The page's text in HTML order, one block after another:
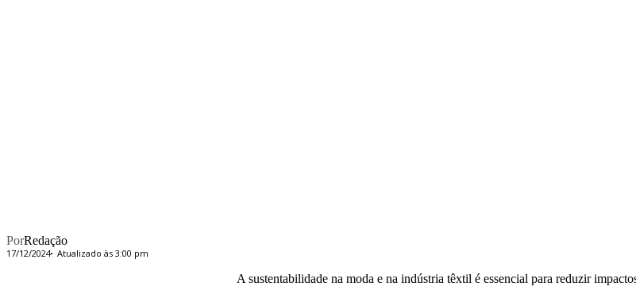
PorRedação
17/12/2024 Atualizado às 3:00 pm
A sustentabilidade na moda e na indústria têxtil é essencial para reduzir